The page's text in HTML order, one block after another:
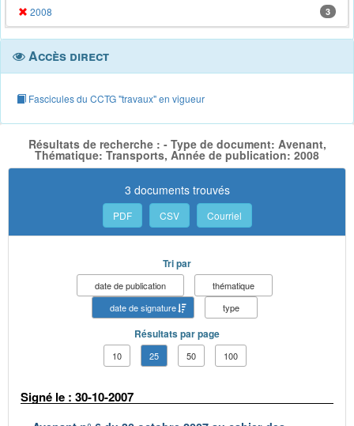
2008 3
Accès direct
Fascicules du CCTG "travaux" en vigueur
Résultats de recherche : - Type de document: Avenant,
Thématique: Transports, Année de publication: 2008
3 documents trouvés
PDF CSV Courriel
Tri par
date de publication
thématique
date de signature
type
Résultats par page
10 25 50 100
Signé le : 30-10-2007